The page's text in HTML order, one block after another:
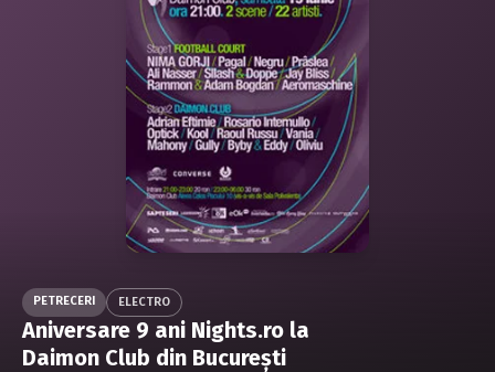
Caută în site...
PETRECERI ELECTRO
Aniversare 9 ani Nights.ro la
Daimon Club din Bucureşti